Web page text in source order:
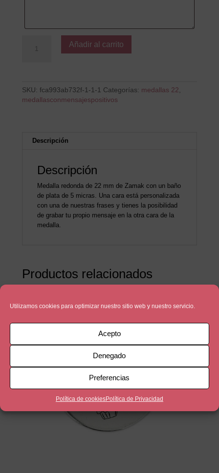
Utilizamos cookies para optimizar nuestro sitio web y nuestro servicio.
Acepto
Denegado
Preferencias
Política de cookiesPolítica de Privacidad
sonríes
cantidad
Añadir al carrito
SKU: fca993ab732f-1-1-1 Categorías: medallas 22,
medallasconmensajespositivos
Descripción
Descripción
Medalla redonda de 22 mm de Zamak con un baño
de plata de 5 micras. Una cara está personalizada
con una de nuestras frases y tienes la posibilidad
de grabar tu propio mensaje en la otra cara de la
medalla.
Productos relacionados